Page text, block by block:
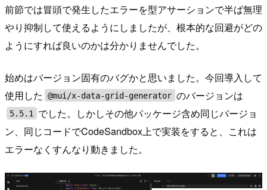
前節では冒頭で発生したエラーを型アサーションで半ば無理
やり抑制して使えるようにしましたが、根本的な回避がどの
ようにすれば良いのかは分かりませんでした。
始めはバージョン固有のバグかと思いました。今回導入して
使用した
@mui/x-data-grid-generator のバージョンは
5.5.1
でした。しかしその他パッケージ含め同じバージョ
ン、同じコードでCodeSandbox上で実装をすると、これは
エラーなくすんなり動きました。